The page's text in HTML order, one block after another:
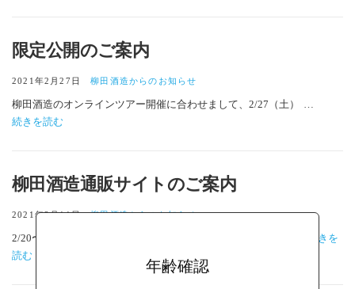
限定公開のご案内
2021年2月27日柳田酒造からのお知らせ
柳田酒造のオンラインツアー開催に合わせまして、2/27（土）
…
続きを読む
柳田酒造通販サイトのご案内
2021年2月11日柳田酒造からのお知らせ
2/20〜2/21に「都城市ミート×酒蔵ツーリズム」のモニタ
続きを
読む
年齢確認